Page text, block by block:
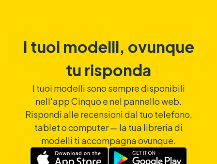
I tuoi modelli, ovunque
tu risponda
I tuoi modelli sono sempre disponibili
nell'app Cinquo e nel pannello web.
Rispondi alle recensioni dal tuo telefono,
tablet o computer — la tua libreria di
modelli ti accompagna ovunque.